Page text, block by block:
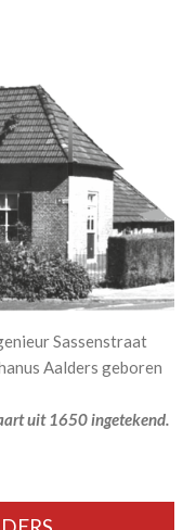
Sassenstraat
Aalders geboren
uit 1650 ingetekend.